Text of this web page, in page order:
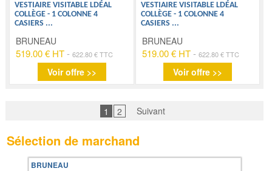
VESTIAIRE VISITABLE LDÉAL
COLLÈGE - 1 COLONNE 4
CASIERS ...
BRUNEAU
519.00 € HT -622.80 € TTC
Voir offre >>
VESTIAIRE VISITABLE LDÉAL
COLLÈGE - 1 COLONNE 4
CASIERS ...
BRUNEAU
519.00 € HT- 622.80 € TTC
Voir offre >>
1 2 Suivant
Sélection de marchand
BRUNEAU